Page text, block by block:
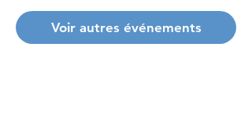
Voir autres événements